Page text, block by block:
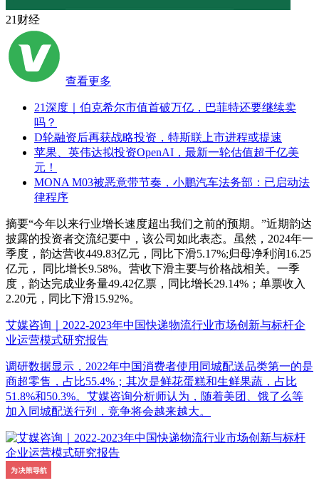
21财经
查看更多
21深度｜伯克希尔市值首破万亿，巴菲特还要继续卖
吗？
D轮融资后再获战略投资，特斯联上市进程或提速
苹果、英伟达拟投资OpenAI，最新一轮估值超千亿美
元！
MONA M03被恶意带节奏，小鹏汽车法务部：已启动法
律程序
摘要“今年以来行业增长速度超出我们之前的预期。”近期韵达
披露的投资者交流纪要中，该公司如此表态。虽然，2024年一
季度，韵达营收449.83亿元，同比下滑5.17%;归母净利润16.25
亿元， 同比增长9.58%。营收下滑主要与价格战相关。一季
度，韵达完成业务量49.42亿票，同比增长29.14%；单票收入
2.20元，同比下滑15.92%。
艾媒咨询｜2022-2023年中国快递物流行业市场创新与标杆企
业运营模式研究报告
调研数据显示，2022年中国消费者使用同城配送品类第一的是
商超零售，占比55.4%；其次是鲜花蛋糕和生鲜果蔬，占比
51.8%和50.3%。艾媒咨询分析师认为，随着美团、饿了么等
加入同城配送行列，竞争将会越来越大。